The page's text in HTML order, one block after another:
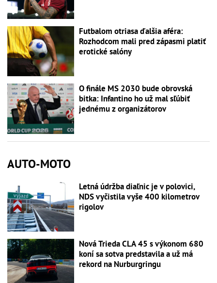
Futbalom otriasa ďalšia aféra:
Rozhodcom mali pred zápasmi platiť
erotické salóny
O finále MS 2030 bude obrovská
bitka: Infantino ho už mal sľúbiť
jednému z organizátorov
AUTO-MOTO
Letná údržba diaľnic je v polovici,
NDS vyčistila vyše 400 kilometrov
rigolov
Nová Trieda CLA 45 s výkonom 680
koní sa sotva predstavila a už má
rekord na Nurburgringu